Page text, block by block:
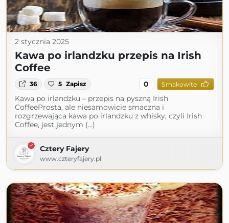
2 stycznia 2025
Kawa po irlandzku przepis na Irish
Coffee
36 5 Zapisz 0 Smakowite
Kawa po irlandzku – przepis na pyszną Irish
CoffeeProsta, ale niesamowicie smaczna i
rozgrzewająca kawa po irlandzku z whisky, czyli Irish
Coffee, jest jednym (...)
Cztery Fajery
www.czteryfajery.pl